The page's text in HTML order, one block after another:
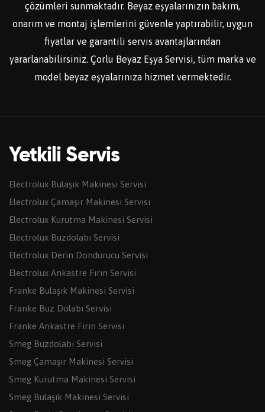
çözümleri sunmaktadır. Beyaz eşyalarınızın bakım,
onarım ve montaj işlemlerini güvenle yaptırabilir, uygun
fiyatlar ve garantili servis avantajlarından
yararlanabilirsiniz. Çorlu Beyaz Eşya Servisi, tüm marka ve
model beyaz eşyalarınıza hizmet vermektedir.
Yetkili Servis
Electrolux Bulaşık Makinesi Servisi
Electrolux Çamaşır Makinesi Servisi
Electrolux Kurutma Makinesi Servisi
Electrolux Buzdolabı Servisi
Electrolux Derin Dondurucu Servisi
Electrolux Ankastre Fırın Servisi
Franke Bulaşık Makinesi Servisi
Franke Buz Dolabı Servisi
Franke Ankastre Fırın Servisi
Smeg Buzdolabı Servisi
Smeg Çamaşır Makinesi Servisi
Smeg Kurutma Makinesi Servisi
Smeg Bulaşık Makinesi Servisi